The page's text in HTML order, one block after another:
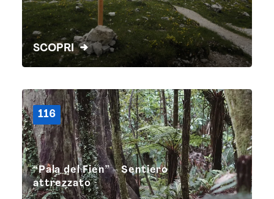
SCOPRI
116
“Pala del Fién” – Sentiero
attrezzato